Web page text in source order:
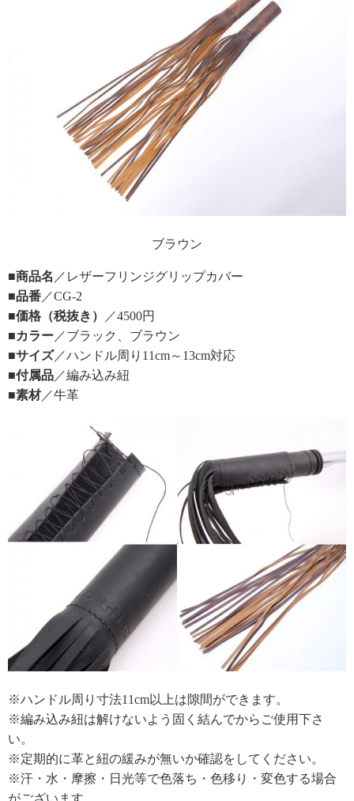
ブラウン
■商品名 ／レザーフリンジグリップカバー
■品番 ／CG-2
■価格（税抜き）
／4500円
■カラー ／ブラック、ブラウン
■サイズ／ハンドル周り11cm～13cm対応
■付属品 ／編み込み紐
■素材／牛革
※ハンドル周り寸法11cm以上は隙間ができます。
※編み込み紐は解けないよう固く結んでからご使用下さ
い。
※定期的に革と紐の緩みが無いか確認をしてください。
※汗・水・摩擦・日光等で色落ち・色移り・変色する場合
がございます。